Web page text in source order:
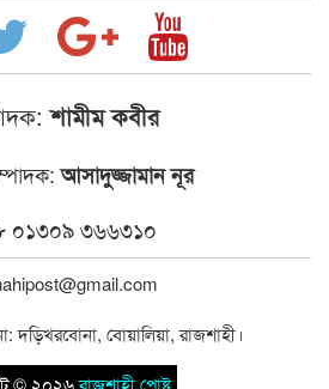
শামীম কবীর
আসাদুজ্জামান নূর
০১৩০৯ ৩৬৬৩১০
দড়িখরবোনা, বোয়ালিয়া, রাজশাহী।
© ২০২৬রাজশাহী পোষ্ট